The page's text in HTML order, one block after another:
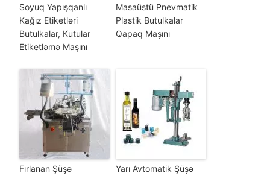
Soyuq Yapışqanlı
Kağız Etiketləri
Butulkalar, Kutular
Etiketləmə Maşını
Masaüstü Pnevmatik
Plastik Butulkalar
Qapaq Maşını
Fırlanan Şüşə
Yarı Avtomatik Şüşə